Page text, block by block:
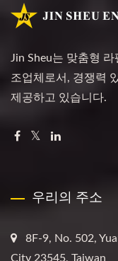
Jin Sheu는 맞춤형
조업체로서, 경쟁력
제공하고 있습니다.
우리의 주소
8F-9, No. 502,
City 23545, Taiwan